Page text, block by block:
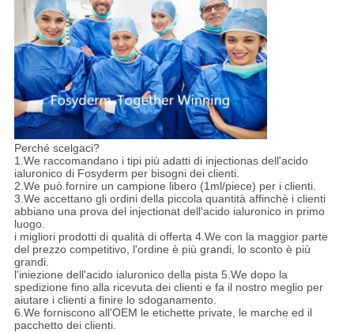
Perché scelgaci?
1.We raccomandano i tipi più adatti di injectionas dell'acido
ialuronico di Fosyderm per bisogni dei clienti.
2.We può fornire un campione libero (1ml/piece) per i clienti.
3.We accettano gli ordini della piccola quantità affinchè i clienti
abbiano una prova del injectionat dell'acido ialuronico in primo
luogo.
i migliori prodotti di qualità di offerta 4.We con la maggior parte
del prezzo competitivo, l'ordine è più grandi, lo sconto è più
grandi.
l'iniezione dell'acido ialuronico della pista 5.We dopo la
spedizione fino alla ricevuta dei clienti e fa il nostro meglio per
aiutare i clienti a finire lo sdoganamento.
6.We forniscono all'OEM le etichette private, le marche ed il
pacchetto dei clienti.